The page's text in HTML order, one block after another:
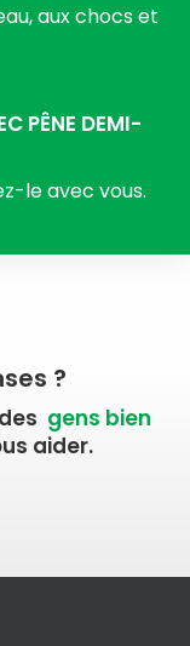
aux chocs et
PÊNE DEMI-
le avec vous.
?
gens bien
aider.